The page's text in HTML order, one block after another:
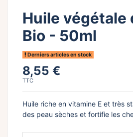
Huile végétale
Bio - 50ml
Derniers articles en stock
8,55 €
TTC
Huile riche en vitamine E et très
des peau sèches et fortifie les